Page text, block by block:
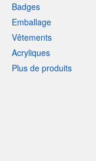
Badges
Emballage
Vêtements
Acryliques
Plus de produits